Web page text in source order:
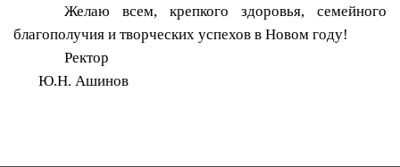
Желаю всем, крепкого здоровья, семейного
благополучия и творческих успехов в Новом году!
Ректор
Ю.Н. Ашинов